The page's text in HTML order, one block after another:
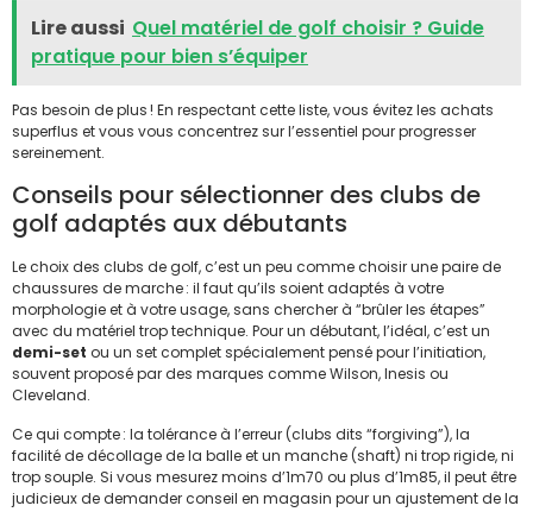
Lire aussi Quel matériel de golf choisir ? Guide
pratique pour bien s’équiper
Pas besoin de plus ! En respectant cette liste, vous évitez les achats
superflus et vous vous concentrez sur l’essentiel pour progresser
sereinement.
Conseils pour sélectionner des clubs de
golf adaptés aux débutants
Le choix des clubs de golf, c’est un peu comme choisir une paire de
chaussures de marche : il faut qu’ils soient adaptés à votre
morphologie et à votre usage, sans chercher à “brûler les étapes”
avec du matériel trop technique. Pour un débutant, l’idéal, c’est un
demi-set ou un set complet spécialement pensé pour l’initiation,
souvent proposé par des marques comme Wilson, Inesis ou
Cleveland.
Ce qui compte : la tolérance à l’erreur (clubs dits “forgiving”), la
facilité de décollage de la balle et un manche (shaft) ni trop rigide, ni
trop souple. Si vous mesurez moins d’1m70 ou plus d’1m85, il peut être
judicieux de demander conseil en magasin pour un ajustement de la